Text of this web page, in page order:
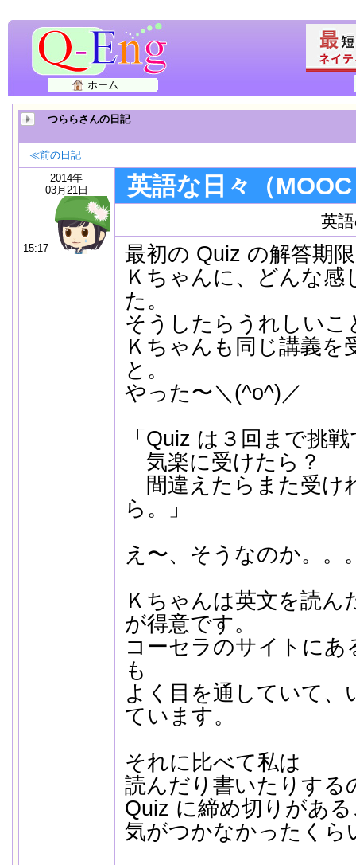
ホーム
つららさんの日記
≪前の日記
2014年
03月21日
15:17
英語な日々（
英
最初の Quiz の解答期
Ｋちゃんに、どんな感
た。
そうしたらうれしいこ
Ｋちゃんも同じ講義を
と。
やった〜＼(^o^)／
「Quiz は３回まで挑
気楽に受けたら？
間違えたらまた受け
ら。」
え〜、そうなのか。。
Ｋちゃんは英文を読
が得意です。
コーセラのサイトにあ
も
よく目を通していて、
ています。
それに比べて私は
読んだり書いたりする
Quiz に締め切りがあ
気がつかなかったくら